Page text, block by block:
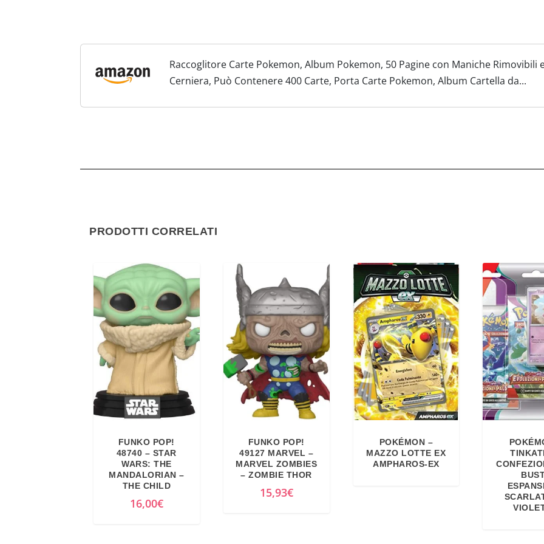
Raccoglitore Carte Pokemon, Album Pokemon, 50 Pagine con Maniche Rimovibili
Cerniera, Può Contenere 400 Carte, Porta Carte Pokemon, Album Cartella da...
PRODOTTI CORRELATI
FUNKO POP!
48740 – STAR
WARS: THE
MANDALORIAN –
THE CHILD
16,00€
FUNKO POP!
49127 MARVEL –
MARVEL ZOMBIES
– ZOMBIE THOR
15,93€
POKÉMON –
MAZZO LOTTE EX
AMPHAROS-EX